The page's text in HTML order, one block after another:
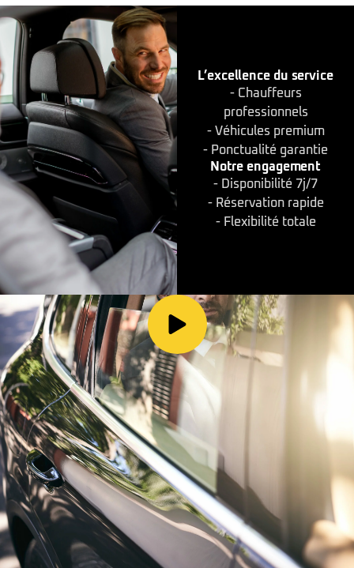
L’excellence du service
- Chauffeurs
professionnels
- Véhicules premium
- Ponctualité garantie
Notre engagement
- Disponibilité 7j/7
- Réservation rapide
- Flexibilité totale